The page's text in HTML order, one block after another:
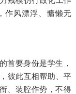
作风漂浮、慵懒无
首要身份是学生，
彼此互相帮助、平
、装腔作势，不得